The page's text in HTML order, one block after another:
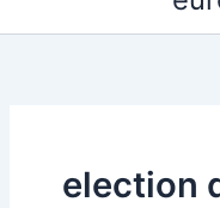
election